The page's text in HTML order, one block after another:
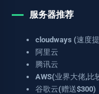
服务器推荐
cloudways (速度
阿里云
腾讯云
AWS(业界大佬,比
谷歌云(赠送$300)